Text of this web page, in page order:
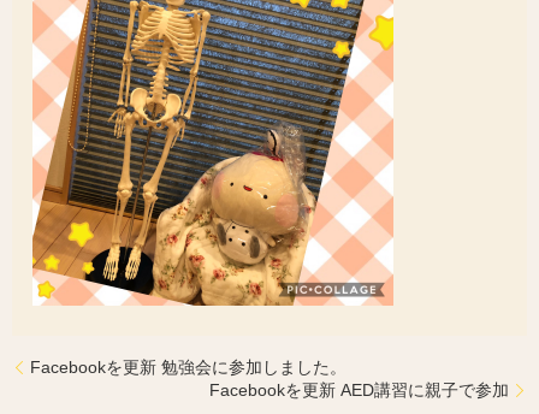
Facebookを更新 勉強会に参加しました。
Facebookを更新 AED講習に親子で参加